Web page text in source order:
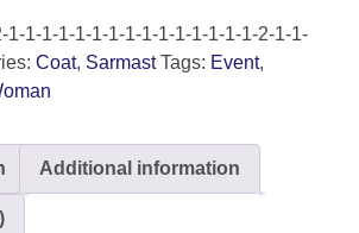
1-1-1-1-1-1-1-1-1-1-1-1-1-1-1-2-1-1-
Coat, Sarmast Tags: Event,
Additional information